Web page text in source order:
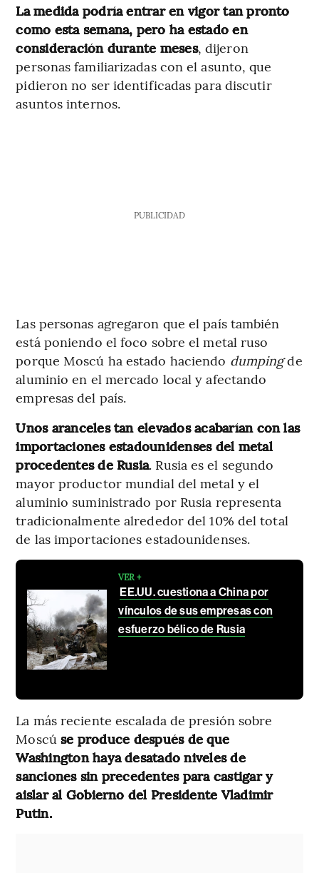
La medida podría entrar en vigor tan pronto
como esta semana, pero ha estado en
consideración durante meses, dijeron
personas familiarizadas con el asunto, que
pidieron no ser identificadas para discutir
asuntos internos.
PUBLICIDAD
Las personas agregaron que el país también
está poniendo el foco sobre el metal ruso
porque Moscú ha estado haciendo dumpingde
aluminio en el mercado local y afectando
empresas del país.
Unos aranceles tan elevados acabarían con las
importaciones estadounidenses del metal
procedentes de Rusia. Rusia es el segundo
mayor productor mundial del metal y el
aluminio suministrado por Rusia representa
tradicionalmente alrededor del 10% del total
de las importaciones estadounidenses.
VER +
EE.UU. cuestiona a China por
vínculos de sus empresas con
esfuerzo bélico de Rusia
La más reciente escalada de presión sobre
Moscú se produce después de que
Washington haya desatado niveles de
sanciones sin precedentes para castigar y
aislar al Gobierno del Presidente Vladimir
Putin.